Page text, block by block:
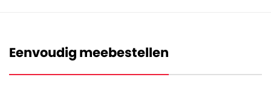
Het PP band is per doos verkrijgbaar. Op een volle pallet
zitten 90 dozen.
Eenvoudig meebestellen